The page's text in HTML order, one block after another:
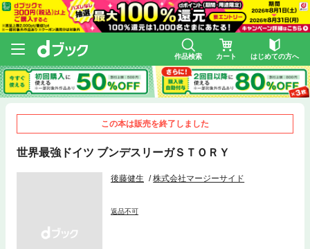
作品検索 カート はじめての方へ
この本は販売を終了しました
世界最強ドイツ ブンデスリーガＳＴＯＲＹ
後藤健生 株式会社マージーサイド
返品不可